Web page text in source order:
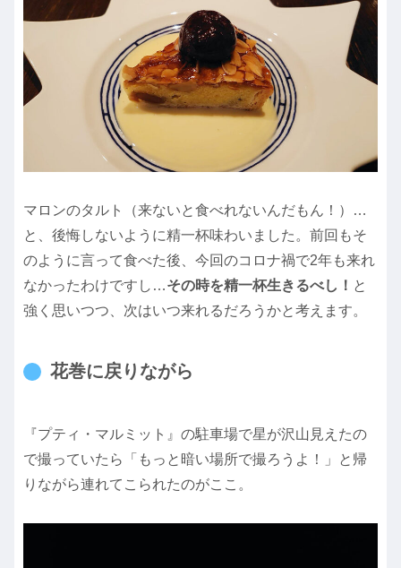
マロンのタルト（来ないと食べれないんだもん！）…
と、後悔しないように精一杯味わいました。前回もそ
のように言って食べた後、今回のコロナ禍で2年も来れ
なかったわけですし…その時を精一杯生きるべし！ と
強く思いつつ、次はいつ来れるだろうかと考えます。
花巻に戻りながら
『プティ・マルミット』の駐車場で星が沢山見えたの
で撮っていたら「もっと暗い場所で撮ろうよ！」と帰
りながら連れてこられたのがここ。